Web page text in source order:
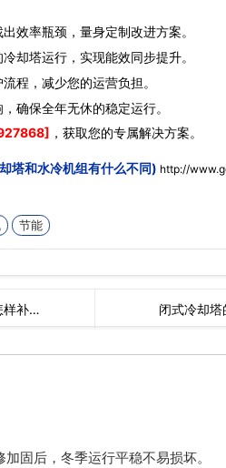
效率瓶颈，量身定制改进方案。
却塔运行，实现能效同步提升。
程，减少您的运营负担。
确保全年无休的稳定运行。
，获取您的专属解决方案。
塔和水冷机组有什么不同) http://
节能
样补… 闭式冷却
固后，冬季运行平稳不易损坏。